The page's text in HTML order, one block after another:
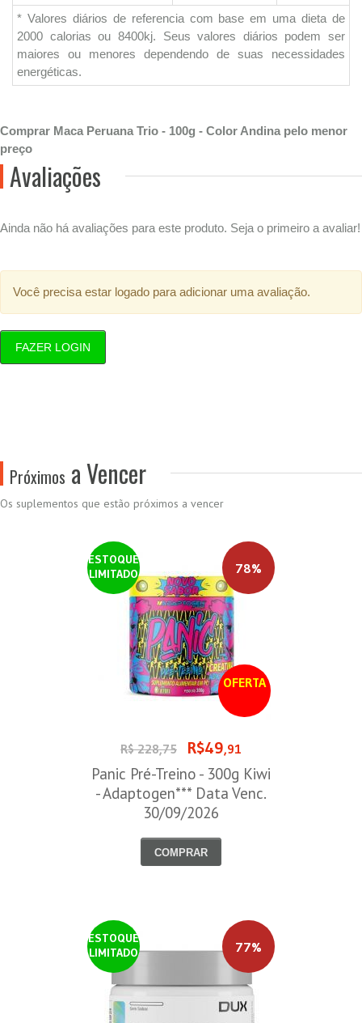
* Valores diários de referencia com base em uma dieta de
2000 calorias ou 8400kj. Seus valores diários podem ser
maiores ou menores dependendo de suas necessidades
energéticas.
Comprar Maca Peruana Trio - 100g - Color Andina pelo menor
preço
Avaliações
Ainda não há avaliações para este produto. Seja o primeiro a avaliar!
Você precisa estar logado para adicionar uma avaliação.
FAZER LOGIN
Próximos a Vencer
Os suplementos que estão próximos a vencer
ESTOQUE
LIMITADO
OFERTA
78%
R$ 228,75 R$49,91
Panic Pré-Treino - 300g Kiwi
- Adaptogen*** Data Venc.
30/09/2026
COMPRAR
ESTOQUE
LIMITADO
77%